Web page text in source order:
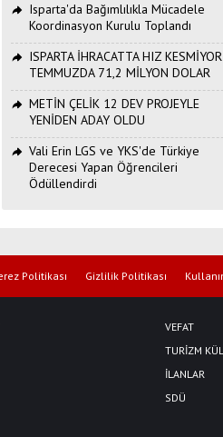
Isparta'da Bağımlılıkla Mücadele
Koordinasyon Kurulu Toplandı
ISPARTA İHRACATTA HIZ KESMİYOR
TEMMUZDA 71,2 MİLYON DOLAR
METİN ÇELİK 12 DEV PROJEYLE
YENİDEN ADAY OLDU
Vali Erin LGS ve YKS'de Türkiye
Derecesi Yapan Öğrencileri
Ödüllendirdi
Politikası Gizlilik Politikası
VEFAT
TURİZM
İLANLAR
SDÜ